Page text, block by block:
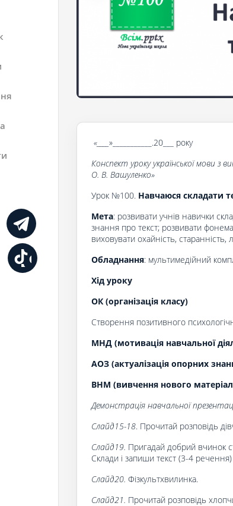
«____ »___________.20___ року
Конспект уроку української мови з
О. В. Вашуленко»
Урок №100. Навчаюся складати
Мета: розвивати учнів навички
знання про текст; розвивати
виховувати охайність,
Обладнання: мультимедійний
Хід уроку
ОК (організація класу)
Створення позитивного
МНД (мотивація навчальної
АОЗ (актуалізація опорних
ВНМ (вивчення нового
Демонстрація навчальної
Слайд15-18. Прочитай розповідь
Слайд19. Пригадай добрий вчинок
Склади і запиши текст (3-4
Слайд20. Фізкультхвилинка.
Слайд21. Прочитай розповідь